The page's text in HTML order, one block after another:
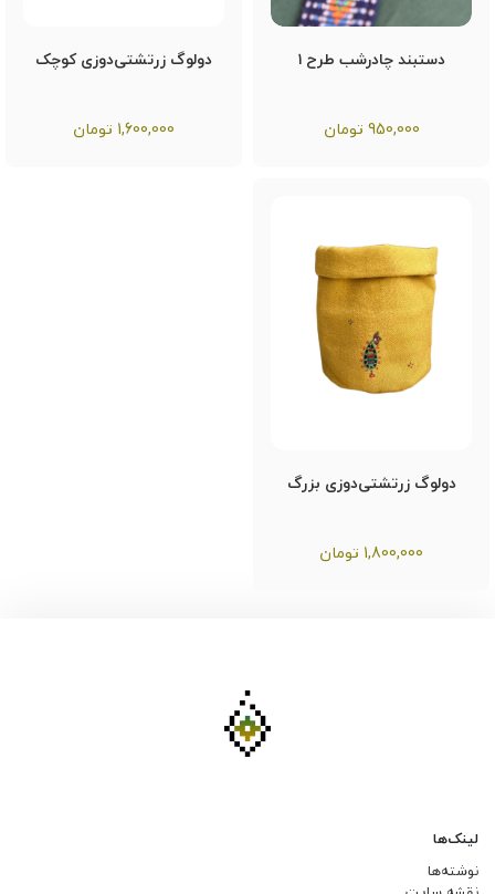
دستبند چادرشب طرح ۱
950,000 تومان
دولوگ زرتشتی‌دوزی کوچک
1,600,000 تومان
دولوگ زرتشتی‌دوزی بزرگ
1,800,000 تومان
لینک‌ها
نوشته‌ها